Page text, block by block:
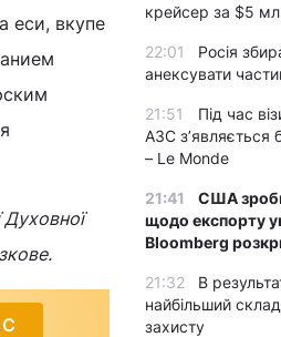
еси, вкупе
Духовної
крейсер за $5
22:01
Росія
анексувати
21:51
Під час
АЗС з’являється
– Le Monde
21:41
США
щодо експорту
Bloomberg
21:32
В
найбільший
захисту